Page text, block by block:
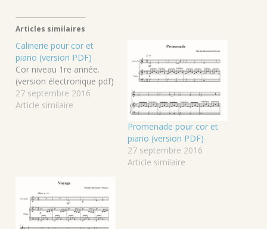
Articles similaires
Calinerie pour cor et
piano (version PDF)
Cor niveau 1re année.
(version électronique pdf)
27 septembre 2016
Article similaire
Promenade pour cor et
piano (version PDF)
27 septembre 2016
Article similaire